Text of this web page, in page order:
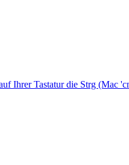
Ihrer Tastatur die Strg (Mac